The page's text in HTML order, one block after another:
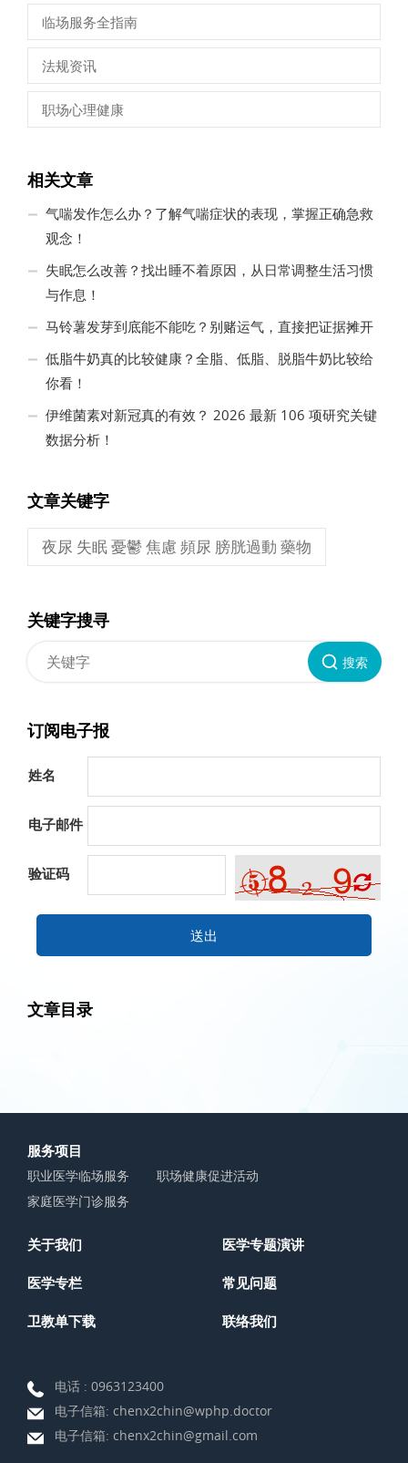
临场服务全指南
法规资讯
职场心理健康
相关文章
气喘发作怎么办？了解气喘症状的表现，掌握正确急救
观念！
失眠怎么改善？找出睡不着原因，从日常调整生活习惯
与作息！
马铃薯发芽到底能不能吃？别赌运气，直接把证据摊开
低脂牛奶真的比较健康？全脂、低脂、脱脂牛奶比较给
你看！
伊维菌素对新冠真的有效？ 2026 最新 106 项研究关键
数据分析！
文章关键字
夜尿 失眠 憂鬱 焦慮 頻尿 膀胱過動 藥物
关键字搜寻
搜索
订阅电子报
姓名
电子邮件
验证码
送出
文章目录
服务项目
职业医学临场服务
职场健康促进活动
家庭医学门诊服务
关于我们 医学专题演讲
医学专栏 常见问题
卫教单下载 联络我们
电话 : 0963123400
电子信箱: chenx2chin@wphp.doctor
电子信箱: chenx2chin@gmail.com